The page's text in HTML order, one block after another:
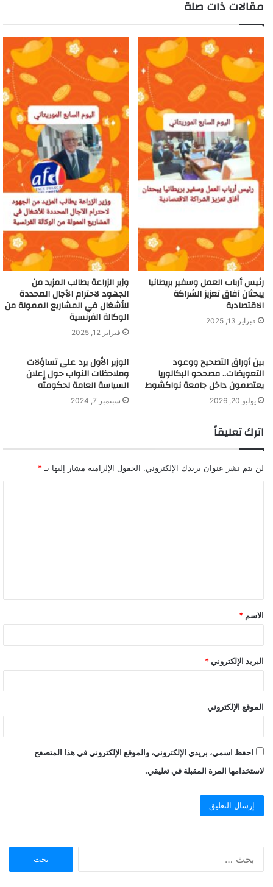
مقالات ذات صلة
رئيس أرباب العمل وسفير بريطانيا
يبحثان آفاق تعزيز الشراكة
الاقتصادية
فبراير 13, 2025
وزير الزراعة يطالب المزيد من
الجهود لاحترام الآجال المحددة
للأشغال في المشاريع الممولة من
الوكالة الفرنسية
فبراير 12, 2025
بين أوراق التصحيح ووعود
التعويضات.. مصححو البكالوريا
يعتصمون داخل جامعة نواكشوط
يوليو 20, 2026
الوزير الأول يرد على تساؤلات
وملاحظات النواب حول إعلان
السياسة العامة لحكومته
سبتمبر 7, 2024
اترك تعليقاً
لن يتم نشر عنوان بريدك الإلكتروني. الحقول الإلزامية مشار إليها بـ *
ق
*
الاسم *
البريد الإلكتروني *
الموقع الإلكتروني
احفظ اسمي، بريدي الإلكتروني، والموقع الإلكتروني في هذا المتصفح
لاستخدامها المرة المقبلة في تعليقي.